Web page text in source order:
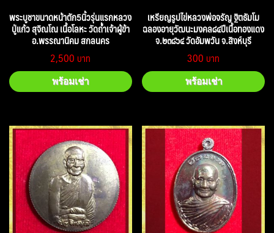
พระบูชาขนาดหน้าตัก5นิ้วรุ่นแรกหลวง
ปู่แก้ว สุจิณโณ เนื้อโลหะ วัดถ้ำเจ้าผู้ข้า
อ.พรรณานิคม สกลนคร
2,500
พร้อมเช่า
เหรียญรูปไข่หลวงพ่อจรัญ ฐิตธัมโม
ฉลองอายุวัฒนะมงคล๘๔ปีเนื้อทองแดง
จ.๒๓๘๖๔ วัดอัมพวัน จ.สิงห์บุรี
300
พร้อมเช่า